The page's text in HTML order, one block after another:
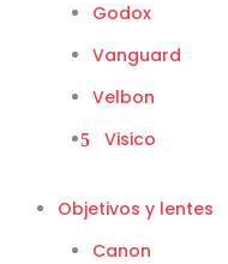
Godox
Vanguard
Velbon
Visico
Objetivos y lentes
Canon